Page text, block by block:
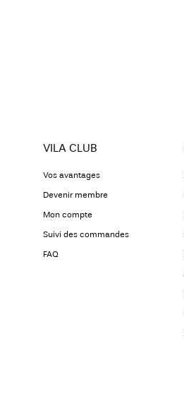
VILA CLUB
Vos avantages
Devenir membre
Mon compte
Suivi des commandes
FAQ